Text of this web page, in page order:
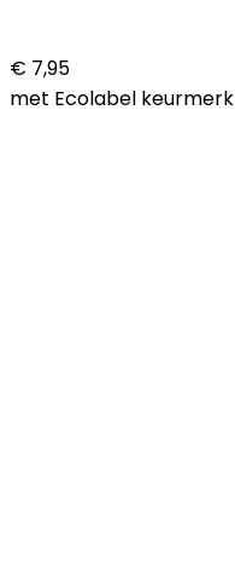
€ 7,95
met Ecolabel keurmerk